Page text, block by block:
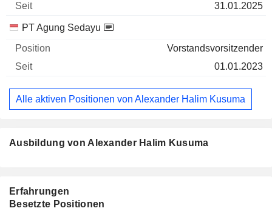
31.01.2025
PT Agung Sedayu
Vorstandsvorsitzender
01.01.2023
Alle aktiven Positionen von Alexander Halim Kusuma
Ausbildung von Alexander Halim Kusuma
Erfahrungen
Besetzte Positionen